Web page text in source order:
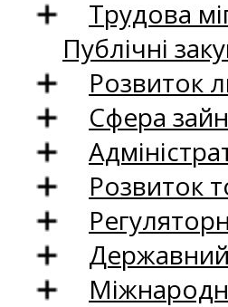
Трудова
Публічні
Розвиток
Сфера
Розвиток
Державний